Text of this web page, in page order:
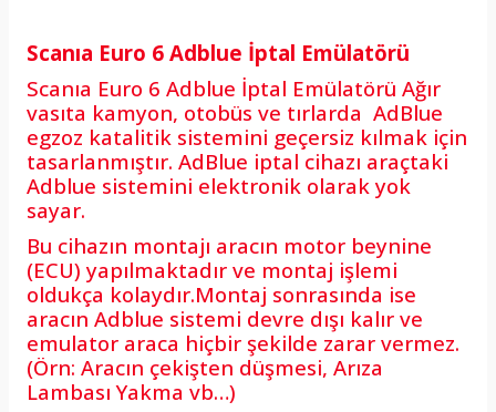
Scanıa Euro 6 Adblue İptal Emülatörü
Scanıa Euro 6 Adblue İptal Emülatörü Ağır
vasıta kamyon, otobüs ve tırlarda AdBlue
egzoz katalitik sistemini geçersiz kılmak için
tasarlanmıştır. AdBlue iptal cihazı araçtaki
Adblue sistemini elektronik olarak yok
sayar.
Bu cihazın montajı aracın motor beynine
(ECU) yapılmaktadır ve montaj işlemi
oldukça kolaydır.Montaj sonrasında ise
aracın Adblue sistemi devre dışı kalır ve
emulator araca hiçbir şekilde zarar vermez.
(Örn: Aracın çekişten düşmesi, Arıza
Lambası Yakma vb…)